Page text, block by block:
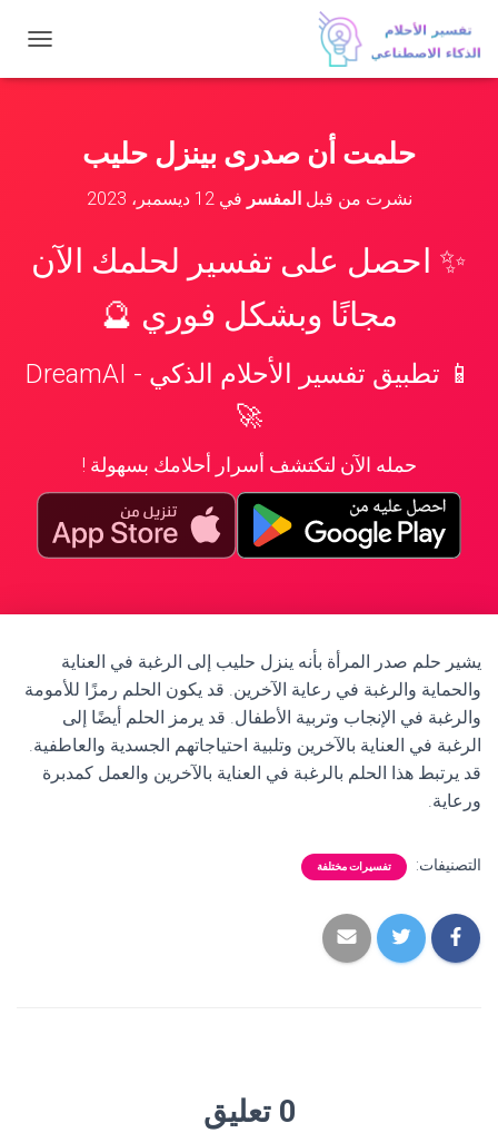
ب
ل
حلمت أن صدرى بينزل حليب
نشرت من قبلالمفسر في12 ديسمبر، 2023
✨ احصل على تفسير لحلمك الآن
مجانًا وبشكل فوري 🔮
📱 تطبيق تفسير الأحلام الذكي - DreamAI
🚀
حمله الآن لتكتشف أسرار أحلامك بسهولة !
يشير حلم صدر المرأة بأنه ينزل حليب إلى الرغبة في العناية
والحماية والرغبة في رعاية الآخرين. قد يكون الحلم رمزًا للأمومة
والرغبة في الإنجاب وتربية الأطفال. قد يرمز الحلم أيضًا إلى
الرغبة في العناية بالآخرين وتلبية احتياجاتهم الجسدية والعاطفية.
قد يرتبط هذا الحلم بالرغبة في العناية بالآخرين والعمل كمدبرة
ورعاية.
التصنيفات: تفسيرات مختلفة
0 تعليق